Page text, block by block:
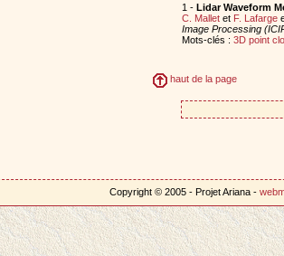
1 - Lidar Waveform
C. Malletet F. Lafarge
Image Processing
Mots-clés : 3D point
haut de la page
Copyright © 2005 - Projet Ariana -